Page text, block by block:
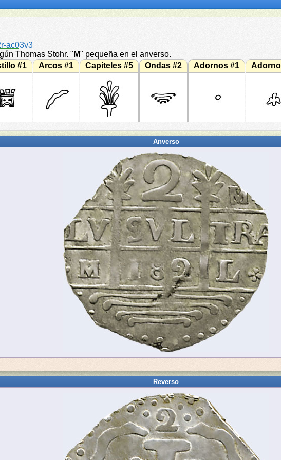
ac03v3
Thomas Stohr. " M" pequeña en el anverso.
#1 Arcos #1 Capiteles #5 Ondas #2 Adornos #1
Anverso
Reverso